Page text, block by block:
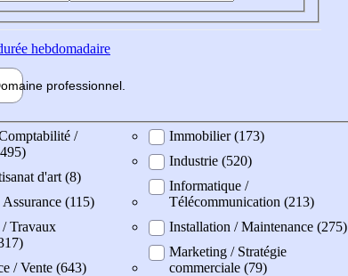
hebdomadaire
professionnel
/
d'art (8)
(115)
Travaux
/ Vente (643)
Immobilier (173)
Industrie (520)
Informatique /
Télécommunication (213)
Installation / Maintenance (275)
Marketing / Stratégie
commerciale (79)